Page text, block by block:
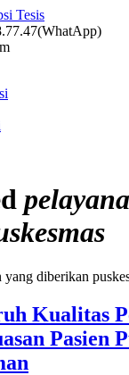
Tesis
yang diberikan
Kualitas
Pasien